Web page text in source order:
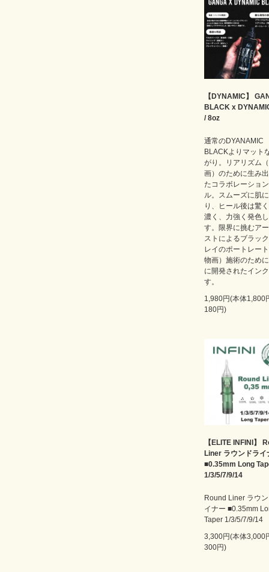
【DYNAMIC】
BLACK x
/ 8oz
通常のDYANAMIC
BLACKよりマット
がり。リアリズム
画）のために生み
たコラボレーショ
ル。スムーズに肌
り、ヒール後は驚
濃く、力強く発色
す。限界に挑むア
ストによるブラッ
レイのポートレー
物画）施術のため
に開発されたイン
す。
1,980円(本体1,800
180円)
【ELITE INFINI】
Liner ラウンドライ
■0.35mm Long
1/3/5/7/9/14
Round Liner ラウ
イナー ■0.35mm
Taper 1/3/5/7/9/14
3,300円(本体3,000
300円)